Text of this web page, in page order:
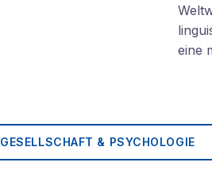
eine
GESELLSCHAFT & PSYCHOLOGIE